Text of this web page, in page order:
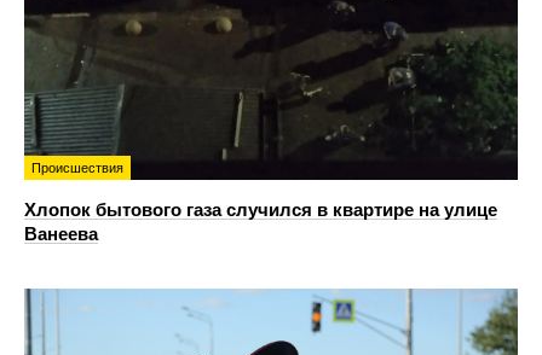
Происшествия
Хлопок бытового газа случился в квартире на улице
Ванеева